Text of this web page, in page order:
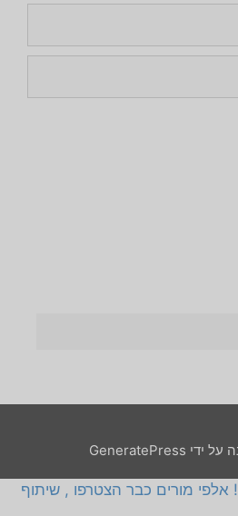
על ידי GeneratePress
מורים כבר הצטרפו , שיתוף